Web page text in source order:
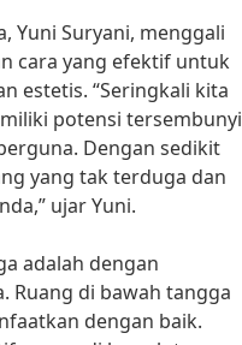
Yuni Suryani, menggali
cara yang efektif untuk
estetis. “Seringkali kita
potensi tersembunyi
Dengan sedikit
yang tak terduga dan
ujar Yuni.
adalah dengan
Ruang di bawah tangga
dengan baik.